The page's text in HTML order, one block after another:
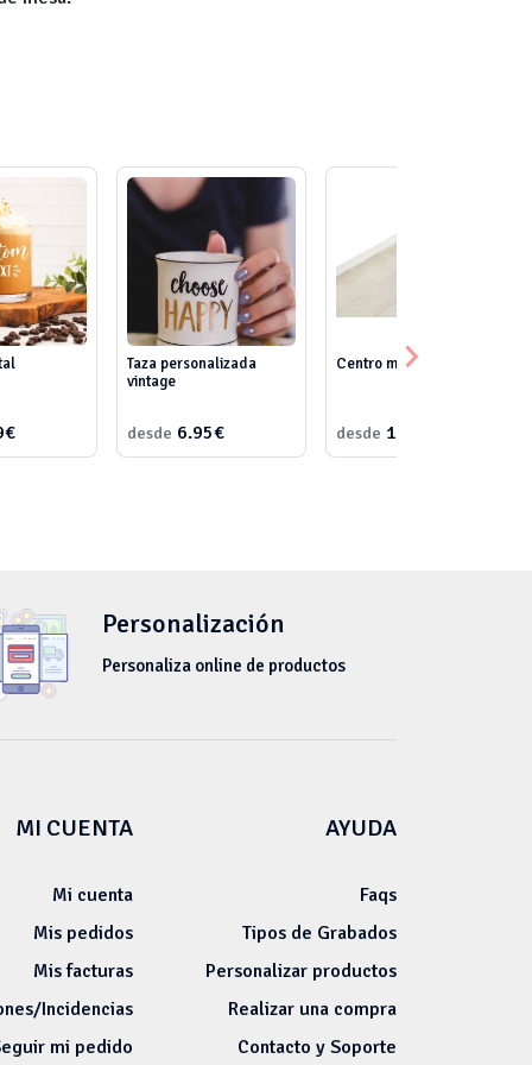
Taza personalizada
vintage
desde 6.95€
Centro mesa natural
desde 16.00€
Personalización
Personaliza online de productos
MI CUENTA
Mi cuenta
Mis pedidos
Mis facturas
Incidencias
mi pedido
AYUDA
Faqs
Tipos de Grabados
Personalizar productos
Realizar una compra
Contacto y Soporte